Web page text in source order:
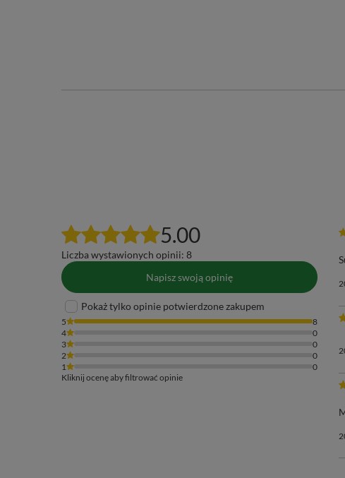
5.00
Liczba wystawionych opinii: 8
Napisz swoją opinię
Pokaż tylko opinie potwierdzone zakupem
5
8
4
0
3
0
2
0
1
0
Kliknij ocenę aby filtrować opinie